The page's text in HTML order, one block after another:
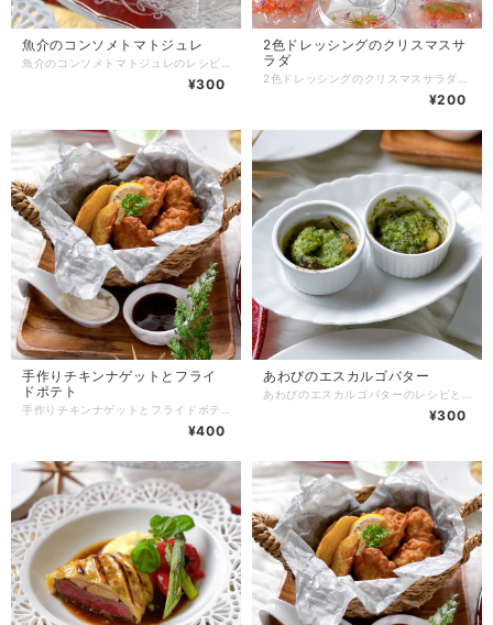
魚介のコンソメトマトジュレ
¥300
2色ドレッシングのクリスマスサ
ラダ
¥200
手作りチキンナゲットとフライ
ドポテト
¥400
あわびのエスカルゴバター
¥300